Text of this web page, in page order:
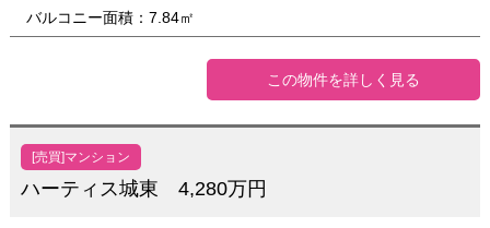
バルコニー面積：7.84㎡
この物件を詳しく見る
[売買]マンション
ハーティス城東 4,280万円